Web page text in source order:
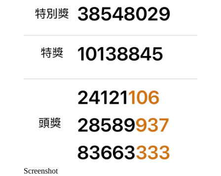
Screenshot